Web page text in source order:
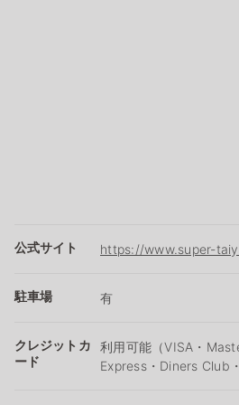
公式サイト https://www.super-
駐車場 有
クレジットカ
ード
利用可能（VISA・
Express・Diners Club